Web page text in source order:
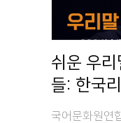
쉬운 우
들: 한국
국어문화원연